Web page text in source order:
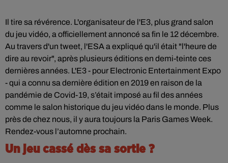
Il tire sa révérence. L'organisateur de l'E3, plus grand salon
du jeu vidéo, a officiellement annoncé sa fin le 12 décembre.
Au travers d'un tweet, l'ESA a expliqué qu'il était "l'heure de
dire au revoir", après plusieurs éditions en demi-teinte ces
dernières années. L'E3 - pour Electronic Entertainment Expo
- qui a connu sa dernière édition en 2019 en raison de la
pandémie de Covid-19, s’était imposé au fil des années
comme le salon historique du jeu vidéo dans le monde. Plus
près de chez nous, il y aura toujours la Paris Games Week.
Rendez-vous l’automne prochain.
Un jeu cassé dès sa sortie ?